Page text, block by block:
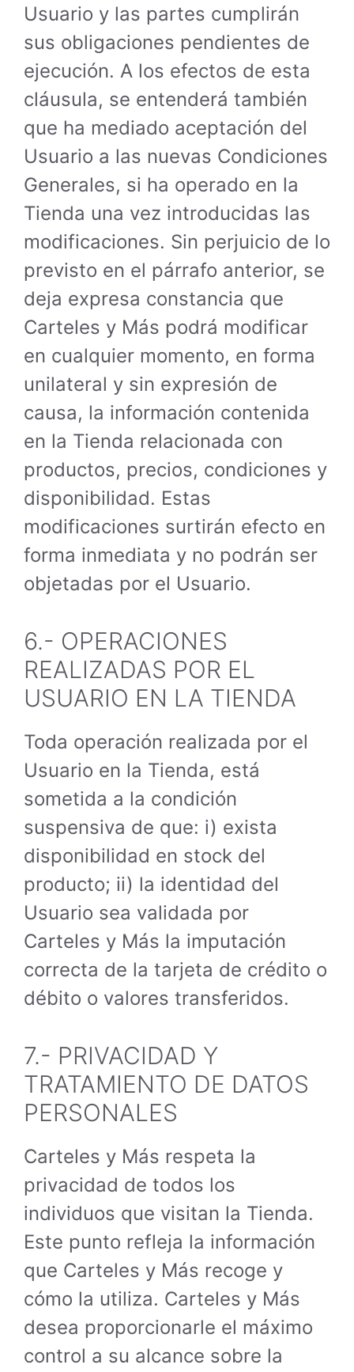
Usuario y las partes cumplirán
sus obligaciones pendientes de
ejecución. A los efectos de esta
cláusula, se entenderá también
que ha mediado aceptación del
Usuario a las nuevas Condiciones
Generales, si ha operado en la
Tienda una vez introducidas las
modificaciones. Sin perjuicio de lo
previsto en el párrafo anterior, se
deja expresa constancia que
Carteles y Más podrá modificar
en cualquier momento, en forma
unilateral y sin expresión de
causa, la información contenida
en la Tienda relacionada con
productos, precios, condiciones y
disponibilidad. Estas
modificaciones surtirán efecto en
forma inmediata y no podrán ser
objetadas por el Usuario.
6.- OPERACIONES
REALIZADAS POR EL
USUARIO EN LA TIENDA
Toda operación realizada por el
Usuario en la Tienda, está
sometida a la condición
suspensiva de que: i) exista
disponibilidad en stock del
producto; ii) la identidad del
Usuario sea validada por
Carteles y Más la imputación
correcta de la tarjeta de crédito o
débito o valores transferidos.
7.- PRIVACIDAD Y
TRATAMIENTO DE DATOS
PERSONALES
Carteles y Más respeta la
privacidad de todos los
individuos que visitan la Tienda.
Este punto refleja la información
que Carteles y Más recoge y
cómo la utiliza. Carteles y Más
desea proporcionarle el máximo
control a su alcance sobre la